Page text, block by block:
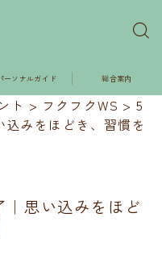
ーソナルガイド 総合案内
ト > フクフクWS > 5
みをほどき、習慣を
思い込みをほど